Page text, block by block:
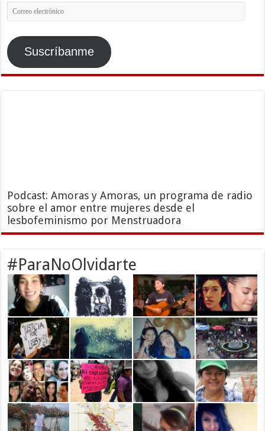
Correo
electrónico
Suscríbanme
Podcast: Amoras y Amoras, un programa de radio
sobre el amor entre mujeres desde el
lesbofeminismo por Menstruadora
#ParaNoOlvidarte